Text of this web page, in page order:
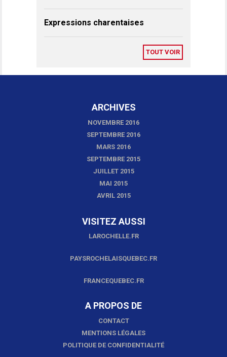
Expressions charentaises
TOUT VOIR
ARCHIVES
NOVEMBRE 2016
SEPTEMBRE 2016
MARS 2016
SEPTEMBRE 2015
JUILLET 2015
MAI 2015
AVRIL 2015
VISITEZ AUSSI
LAROCHELLE.FR
PAYSROCHELAISQUEBEC.FR
FRANCEQUEBEC.FR
A PROPOS DE
CONTACT
MENTIONS LÉGALES
POLITIQUE DE CONFIDENTIALITÉ